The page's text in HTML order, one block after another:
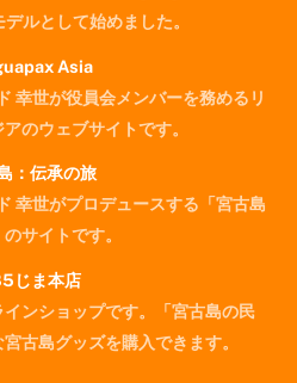
Back
ルとして始めました。
Asia
幸世が役員会メンバーを務めるリ
のウェブサイトです。
：伝承の旅
幸世がプロデュースする「宮古島
サイトです。
じま本店
ンショップです。「宮古島の民
古島グッズを購入できます。